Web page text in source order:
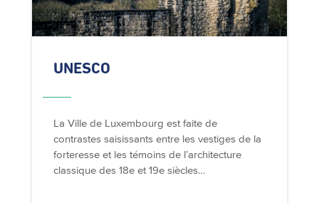
UNESCO
La Ville de Luxembourg est faite de
contrastes saisissants entre les vestiges de la
forteresse et les témoins de l’architecture
classique des 18e et 19e siècles…